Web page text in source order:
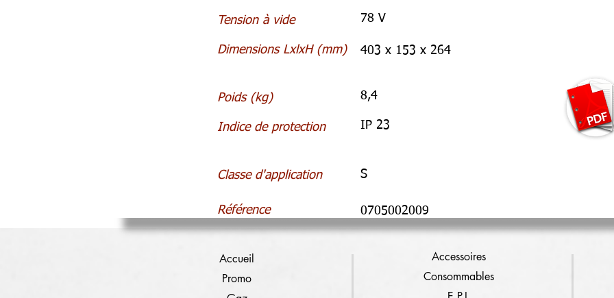
Tension à vide
Dimensions LxlxH (mm)
Poids (kg)
Indice de protection
Classe d'application
Référence
78 V
403 x 153 x 264
8,4
IP 23
S
0705002009
Accueil
Promo
Accessoires
Consommables